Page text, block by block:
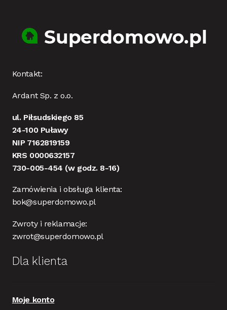
Kontakt:
Ardant Sp. z o.o.
ul. Piłsudskiego 85
24-100 Puławy
NIP 7162819159
KRS 0000632157
730-005-454 (w godz. 8-16)
Zamówienia i obsługa klienta:
bok@superdomowo.pl
Zwroty i reklamacje:
zwrot@superdomowo.pl
Dla klienta
Moje konto